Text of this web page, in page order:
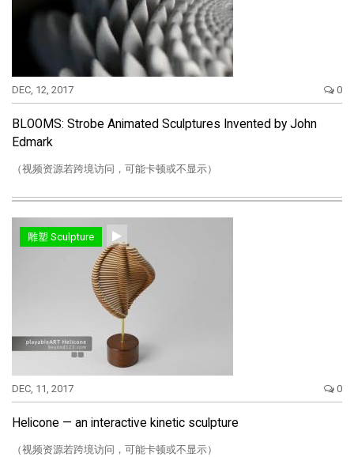
DEC, 12, 2017 0
BLOOMS: Strobe Animated Sculptures Invented by John
Edmark
（视频资源若跨境访问，可能卡顿或不显示）
雕塑 Sculpture
DEC, 11, 2017 0
Helicone — an interactive kinetic sculpture
（视频资源若跨境访问，可能卡顿或不显示）